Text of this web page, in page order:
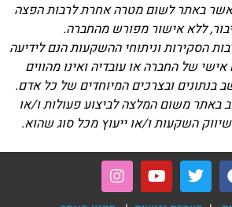
באתר לשום מטרה אחרת לרבות הפצה
ללא אישור מפורש מהחברה.
הסקירות וניתוחי ההשקעות הנם לידיעה
אישי של החברה או עובדיה ואינו מהווים
בנתונים ובצרכים המיוחדים של כל אדם.
באתר משום המלצה לביצוע פעולות ו/או
השקעות ו/או ייעוץ מכל סוג שהוא.